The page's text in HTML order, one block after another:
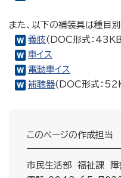
また、以下の補装具は種目
義肢(DOC形式：
車イス
電動車イス
補聴器(DOC形式：
このページの作成担当
市民生活部 福祉課 障